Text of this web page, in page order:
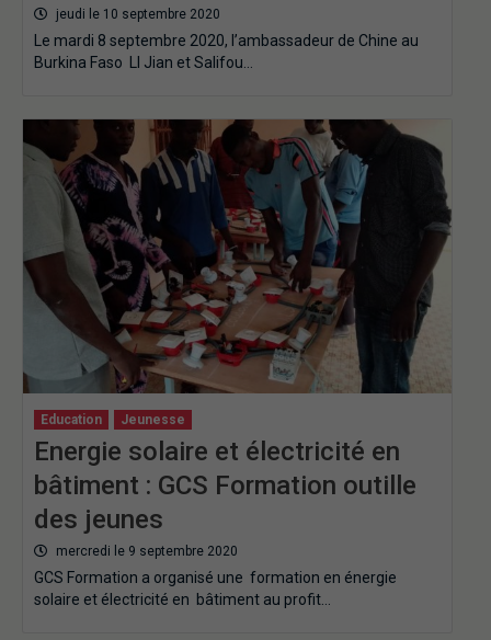
jeudi le 10 septembre 2020
Le mardi 8 septembre 2020, l’ambassadeur de Chine au
Burkina Faso LI Jian et Salifou…
Education Jeunesse
Energie solaire et électricité en
bâtiment : GCS Formation outille
des jeunes
mercredi le 9 septembre 2020
GCS Formation a organisé une formation en énergie
solaire et électricité en bâtiment au profit…